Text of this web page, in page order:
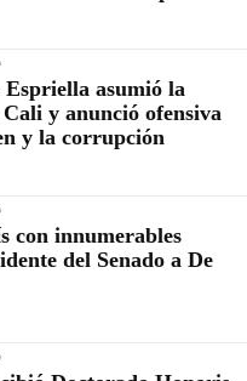
asumió la
y anunció ofensiva
y la corrupción
con innumerables
del Senado a De